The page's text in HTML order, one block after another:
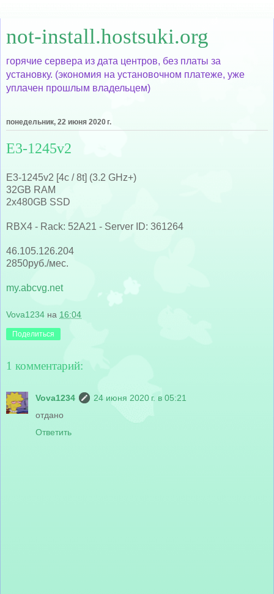
not-install.hostsuki.org
горячие сервера из дата центров, без платы за
установку. (экономия на установочном платеже, уже
уплачен прошлым владельцем)
понедельник, 22 июня 2020 г.
E3-1245v2
E3-1245v2 [4c / 8t] (3.2 GHz+)
32GB RAM
2x480GB SSD
RBX4 - Rack: 52A21 - Server ID: 361264
46.105.126.204
2850руб./мес.
my.abcvg.net
Vova1234 на 16:04
Поделиться
1 комментарий:
Vova1234
24 июня 2020 г. в 05:21
отдано
Ответить